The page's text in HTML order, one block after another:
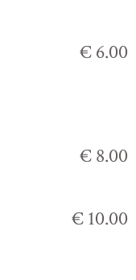
€ 6.00
€ 8.00
€ 10.00